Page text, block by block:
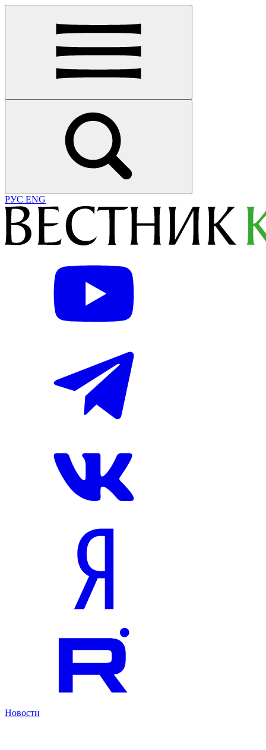
РУС ENG
Новости